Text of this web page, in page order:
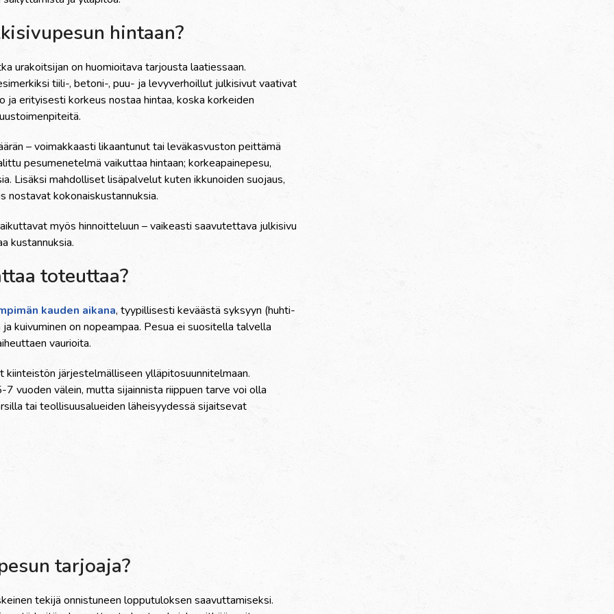
hintaan?
urakoitsijan on huomioitava tarjousta laatiessaan.
tiili-, betoni-, puu- ja levyverhoillut julkisivut vaativat
ja erityisesti korkeus nostaa hintaa, koska korkeiden
– voimakkaasti likaantunut tai leväkasvuston peittämä
pesumenetelmä vaikuttaa hintaan; korkeapainepesu,
Lisäksi mahdolliset lisäpalvelut kuten ikkunoiden suojaus,
nostavat kokonaiskustannuksia.
myös hinnoitteluun – vaikeasti saavutettava julkisivu
kustannuksia.
toteuttaa?
kauden aikana, tyypillisesti keväästä syksyyn (huhti-
kuivuminen on nopeampaa. Pesua ei suositella talvella
vaurioita.
järjestelmälliseen ylläpitosuunnitelmaan.
vuoden välein, mutta sijainnista riippuen tarve voi olla
tai teollisuusalueiden läheisyydessä sijaitsevat
tarjoaja?
tekijä onnistuneen lopputuloksen saavuttamiseksi.